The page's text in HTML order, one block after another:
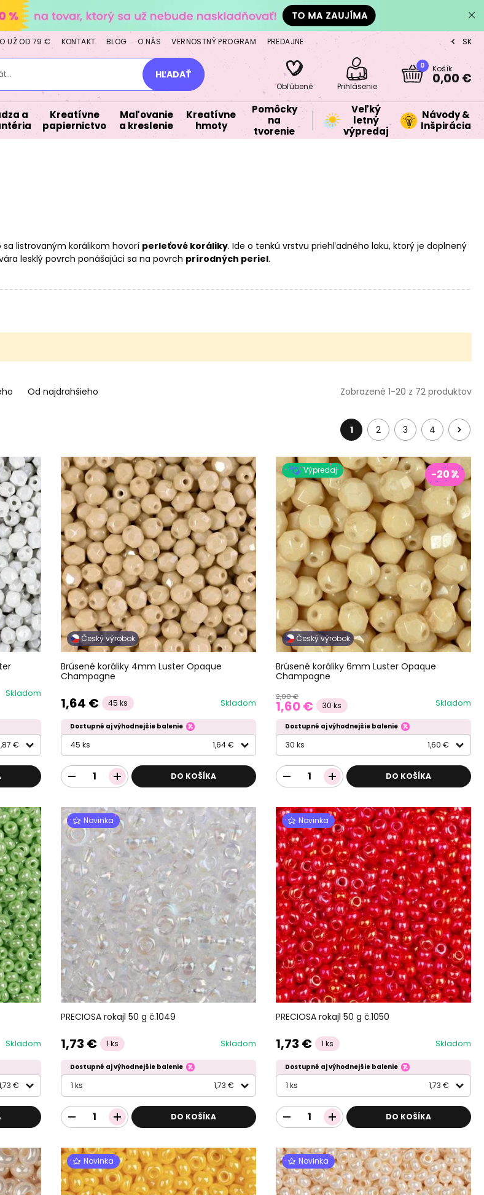
UŽ OD 79 € KONTAKT BLOG O NÁS VERNOSTNÝ PROGRAM PREDAJNE CZ
SK
HĽADAŤ
Obľúbené Prihlásenie
0 Košík
0,00 €
a
Kreatívne
papiernictvo
Maľovanie
a kreslenie
Kreatívne
hmoty
Pomôcky
na
tvorenie
Veľký
letný
výpredaj
Návody &
Inšpirácia
sa listrovaným korálikom hovorí perleťové koráliky. Ide o tenkú vrstvu priehľadného laku, ktorý je doplnený
lesklý povrch ponášajúci sa na povrch prírodných periel.
Od najdrahšieho Zobrazené 1-20 z 72 produktov
1 2 3 4
Skladom
€
Český výrobok
Brúsené koráliky 4mm Luster Opaque
Champagne
1,64 € 45 ks Skladom
Dostupné aj výhodnejšie balenie
45 ks 1,64 €
DO KOŠÍKA
Výpredaj
Český výrobok
-20
Brúsené koráliky 6mm Luster Opaque
Champagne
2,00 €
1,60 € 30 ks Skladom
Dostupné aj výhodnejšie balenie
30 ks 1,60 €
DO KOŠÍKA
Skladom
€
Novinka
PRECIOSA rokajl 50 g č.1049
1,73 € 1 ks Skladom
Dostupné aj výhodnejšie balenie
1 ks 1,73 €
DO KOŠÍKA
Novinka
PRECIOSA rokajl 50 g č.1050
1,73 € 1 ks Skladom
Dostupné aj výhodnejšie balenie
1 ks 1,73 €
DO KOŠÍKA
Novinka Novinka